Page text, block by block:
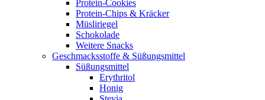
Protein-Cookies
Protein-Chips & Kräcker
Müsliriegel
Schokolade
Weitere Snacks
Geschmacksstoffe & Süßungsmittel
Süßungsmittel
Erythritol
Honig